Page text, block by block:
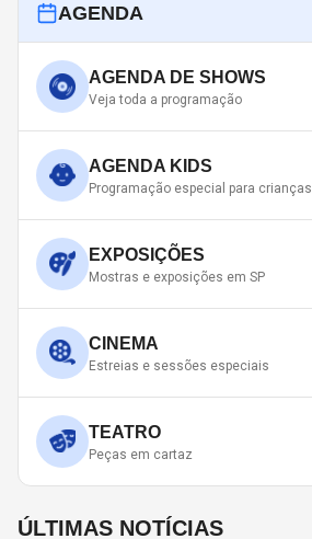
AGENDA
AGENDA DE SHOWS
Veja toda a programação
AGENDA KIDS
Programação especial para crianças
EXPOSIÇÕES
Mostras e exposições em SP
CINEMA
Estreias e sessões especiais
TEATRO
Peças em cartaz
ÚLTIMAS NOTÍCIAS